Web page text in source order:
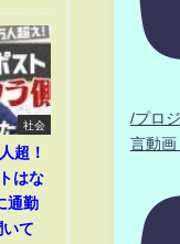
社会
超！
はな
通勤
いて
/プロ
言動画